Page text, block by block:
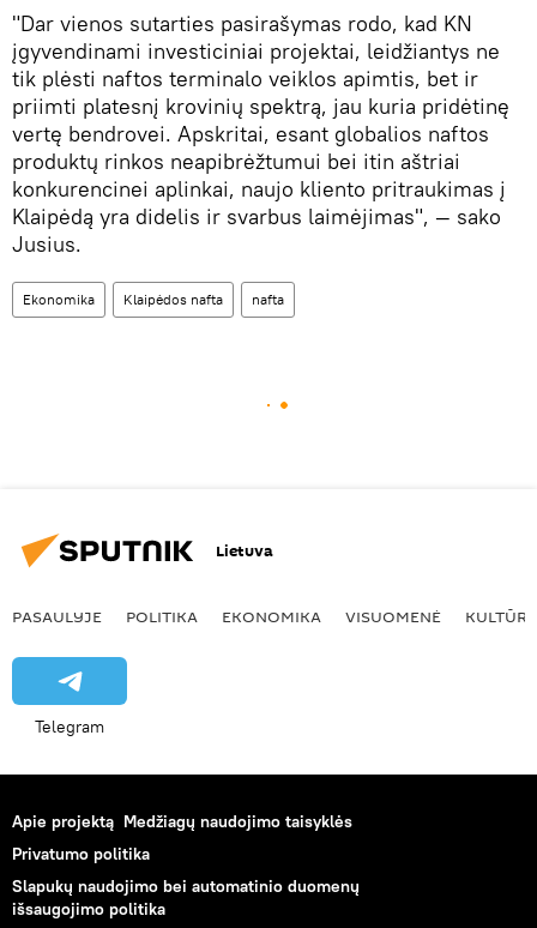
"Dar vienos sutarties pasirašymas rodo, kad KN
įgyvendinami investiciniai projektai, leidžiantys ne
tik plėsti naftos terminalo veiklos apimtis, bet ir
priimti platesnį krovinių spektrą, jau kuria pridėtinę
vertę bendrovei. Apskritai, esant globalios naftos
produktų rinkos neapibrėžtumui bei itin aštriai
konkurencinei aplinkai, naujo kliento pritraukimas į
Klaipėdą yra didelis ir svarbus laimėjimas", — sako
Jusius.
Ekonomika Klaipėdos nafta nafta
Lietuva
PASAULYJE POLITIKA EKONOMIKA VISUOMENĖ KULTŪRA
Telegram
Apie projektą Medžiagų naudojimo taisyklės
Privatumo politika
Slapukų naudojimo bei automatinio duomenų
išsaugojimo politika